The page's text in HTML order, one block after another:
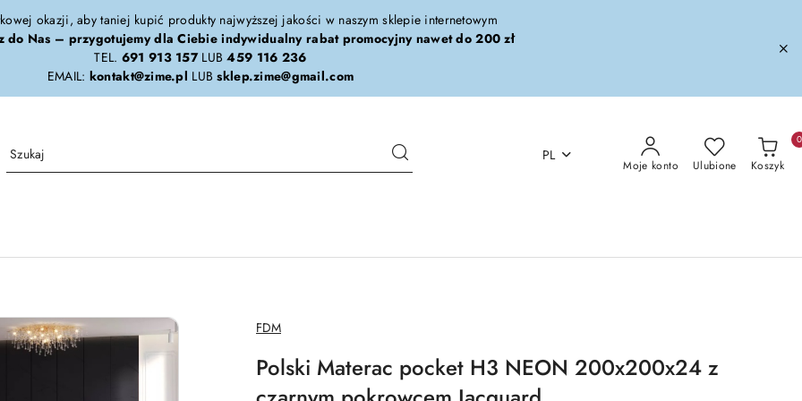
okazji, aby taniej kupić produkty najwyższej jakości w naszym sklepie internetowym
do Nas – przygotujemy dla Ciebie indywidualny rabat promocyjny nawet do 200 zł
TEL. 691 913 157LUB459 116 236
EMAIL: kontakt@zime.pl LUBsklep.zime@gmail.com
PL
Moje konto Ulubione Koszyk
0
NAZWA
PRODUCENTA:
FDM
Polski Materac pocket H3 NEON 200x200x24 z